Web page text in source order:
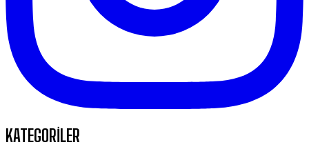
KATEGORİLER